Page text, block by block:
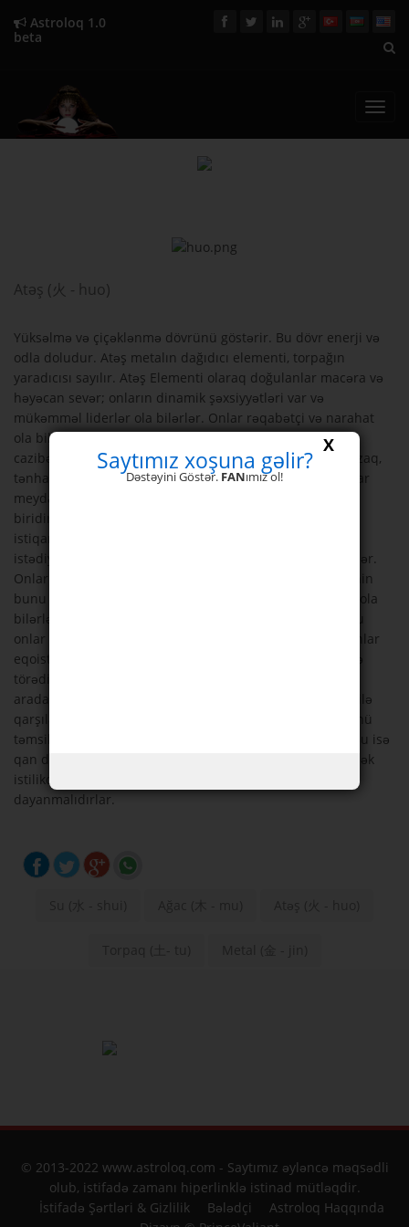
Astroloq 1.0
beta
Atəş (火 - huo)
Yüksəlmə və çiçəklənmə dövrünü göstərir. Bu dövr enerji və
odla doludur. Atəş metalın dağıdıcı elementi, torpağın
yaradıcısı sayılır. Atəş Elementi olaraq doğulanlar macəra və
həyəcan sevər; onların dinamik şəxsiyyətləri var və
mükəmməl liderlər ola bilərlər. Onlar rəqabətçi və narahat
ola bilərlər. Atəş Elementli insanlar olduqca maqnetik
cazibəyə sahib olma meylindədir. Onlar digərlərindən uzaq,
tənha qalmağı sevməzlər. Onlar sevdikləriylə güclü bağlar
meydana gətirməyi seçər. Atəş etibarlı və özündən əmin
biridir. Onlar yeni bir şey kəşf etməyi sevər. Parlaq və
istiqanlıdır, ayrıca qərarlı və dramatikdir. Onlar həyatda
istədiyi şeyləri əldə etmə mövzusunda aqressiv ola bilərlər.
Onlar qabiliyyətli natiqlərdir. Onlar ağıllıdır və digərlərinin
bunu bilməsini istəyirlər. Onlar həddindən artıq həssas ola
bilərlər. Əgər səbirli və şəfqətli olmağı öyrənə bilsələr bu
onlar üçün çox yaxşı olacaq. Atəş Elementinə sahib insanlar
eqoist və düşüncəsiz də ola bilər. Onların işlərinə maneə
törədildiyi zaman səbirsiz olarlar. Lakin maneələri zorla
aradan qaldırmağa çalışdıqları zaman, daha çox maneə ilə
qarşılaşacaqlar. Atəş Elementi Cənubu və yaz mövsümünü
təmsil edər. Atəşin ən diqqətə çarpan rəngi qırmızıdır. Bu isə
qan dövranı sistemi və ürək ilə əlaqəlidir. Onlar çox yüksək
istilikdən və həddindən artıq romantikadan uzaq
dayanmalıdırlar.
© 2013-2022 www.astroloq.com - Saytımız əyləncə məqsədli
olub, istifadə zamanı hiperlinklə istinad mütləqdir.
İstifadə Şərtləri & Gizlilik
Bələdçi
Astroloq Haqqında
X
Saytımız xoşuna gəlir?
Dəstəyini Göstər. FANımız ol!